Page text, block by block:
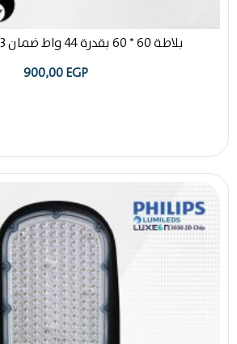
بلاطة 60 * 60 بقدرة 44 واط ضمان 3 سنين تيراست
900,00EGP